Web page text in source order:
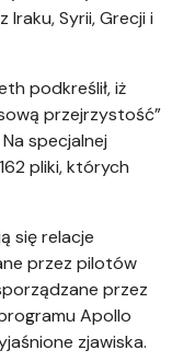
Iraku, Syrii, Grecji i
podkreślił, iż
przejrzystość”
specjalnej
pliki, których
się relacje
przez pilotów
przez
Apollo
zjawiska.